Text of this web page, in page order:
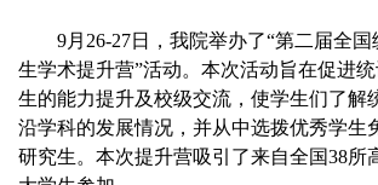
9月 26-27日，我院举办了“第二届全国
生学术提升营”活动。本次活动旨在促进
生的能力提升及校级交流，使学生们了解
沿学科的发展情况，并从中选拨优秀学生
研究生。本次提升营吸引了来自全国38所